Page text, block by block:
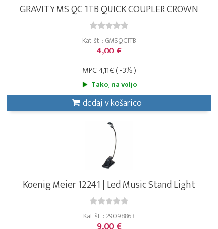
GRAVITY MS QC 1TB QUICK COUPLER CROWN
Kat. št. : GMSQC1TB
4,00 €
MPC4,11 €( -3% )
Takoj na voljo
dodaj v košarico
Koenig Meier 12241 | Led Music Stand Light
Kat. št. : 29098863